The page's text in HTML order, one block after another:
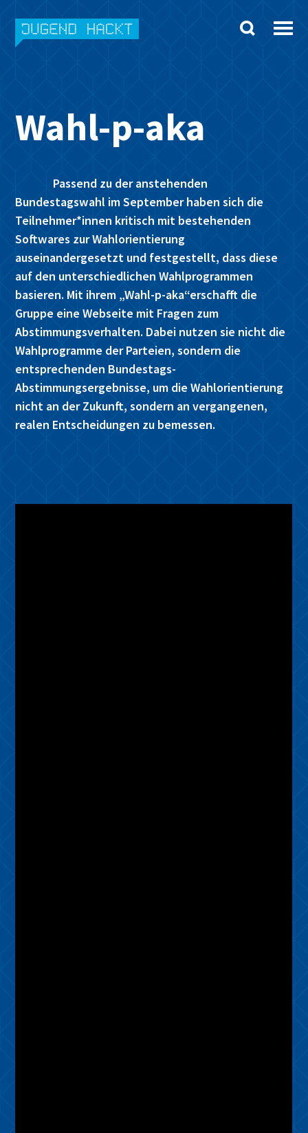
Skip
to
Wahl-p-aka
Passend zu der anstehenden
Bundestagswahl im September haben sich die
Teilnehmer*innen kritisch mit bestehenden
Softwares zur Wahlorientierung
auseinandergesetzt und festgestellt, dass diese
auf den unterschiedlichen Wahlprogrammen
basieren. Mit ihrem „Wahl-p-aka“erschafft die
Gruppe eine Webseite mit Fragen zum
Abstimmungsverhalten. Dabei nutzen sie nicht die
Wahlprogramme der Parteien, sondern die
entsprechenden Bundestags-
Abstimmungsergebnisse, um die Wahlorientierung
nicht an der Zukunft, sondern an vergangenen,
realen Entscheidungen zu bemessen.